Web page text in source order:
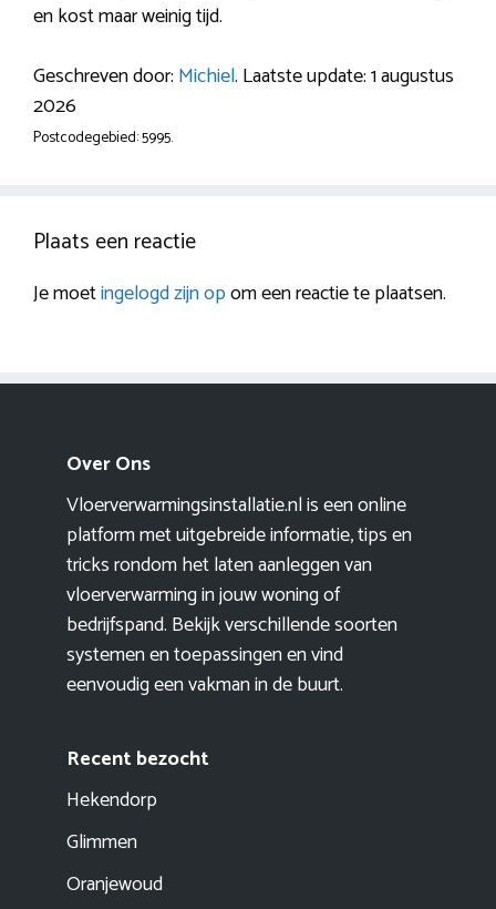
en kost maar weinig tijd.
Geschreven door: Michiel. Laatste update: 1 augustus
2026
Postcodegebied: 5995.
Plaats een reactie
Je moetingelogd zijn opom een reactie te plaatsen.
Over Ons
Vloerverwarmingsinstallatie.nl is een online
platform met uitgebreide informatie, tips en
tricks rondom het laten aanleggen van
vloerverwarming in jouw woning of
bedrijfspand. Bekijk verschillende soorten
systemen en toepassingen en vind
eenvoudig een vakman in de buurt.
Recent bezocht
Hekendorp
Glimmen
Oranjewoud